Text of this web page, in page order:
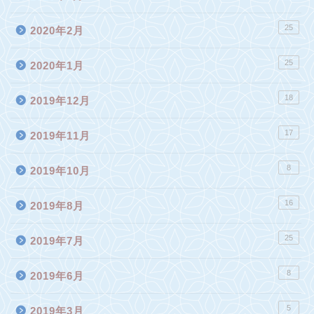
2020年2月 25
2020年1月 25
2019年12月 18
2019年11月 17
2019年10月 8
2019年8月 16
2019年7月 25
2019年6月 8
2019年3月 5